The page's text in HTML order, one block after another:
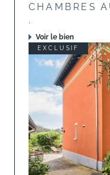
CHAMBRES
.
Voir le bien
EXCLUSIF